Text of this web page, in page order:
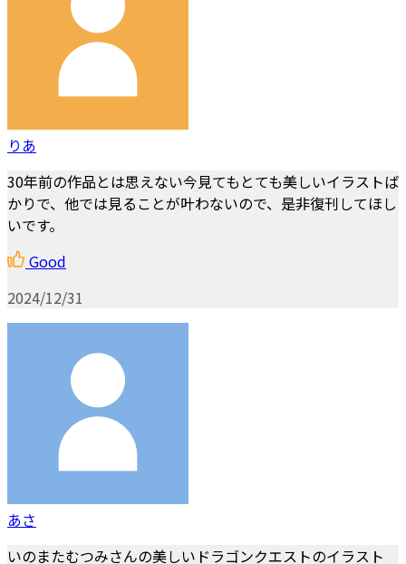
りあ
30年前の作品とは思えない今見てもとても美しいイラストば
かりで、他では見ることが叶わないので、是非復刊してほし
いです。
Good
2024/12/31
あさ
いのまたむつみさんの美しいドラゴンクエストのイラスト